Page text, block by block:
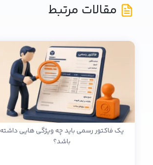
مقالات مرتبط
یک فاکتور رسمی باید چه ویژگی هایی داشته
باشد؟